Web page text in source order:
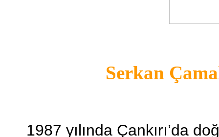
Serkan
1987 yılında Çankırı’da